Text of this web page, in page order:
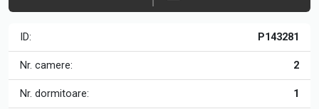
ID: P143281
Nr. camere: 2
Nr. dormitoare: 1